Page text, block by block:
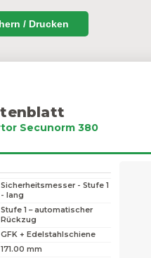
/ Drucken
Secunorm 380
Sicherheitsmesser - Stufe 1
- lang
Stufe 1 – automatischer
Rückzug
GFK + Edelstahlschiene
171.00 mm